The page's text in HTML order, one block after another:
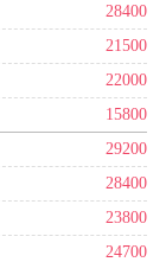
28400
21500
22000
15800
29200
28400
23800
24700